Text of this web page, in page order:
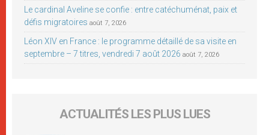
Le cardinal Aveline se confie : entre catéchuménat, paix et
défis migratoires août 7, 2026
Léon XIV en France : le programme détaillé de sa visite en
septembre – 7 titres, vendredi 7 août 2026 août 7, 2026
ACTUALITÉS LES PLUS LUES